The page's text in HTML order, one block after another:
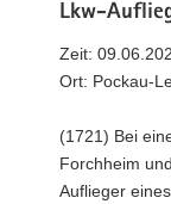
Lkw-
Zeit:
Ort: Pockau-
(1721) Bei
Forchheim
Auflieger